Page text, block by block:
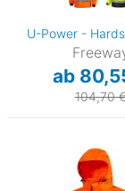
U-Power -
ab
104,70